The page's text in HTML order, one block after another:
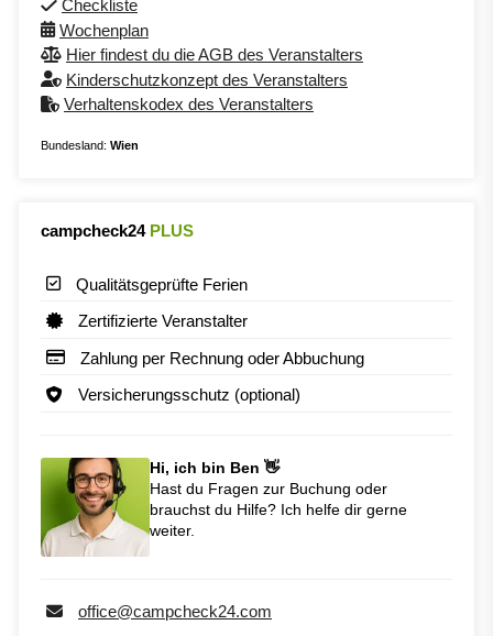
Checkliste
Wochenplan
Hier findest du die AGB des Veranstalters
Kinderschutzkonzept des Veranstalters
Verhaltenskodex des Veranstalters
Bundesland: Wien
campcheck24 PLUS
Qualitätsgeprüfte Ferien
Zertifizierte Veranstalter
Zahlung per Rechnung oder Abbuchung
Versicherungsschutz (optional)
Hi, ich bin Ben 👋
Hast du Fragen zur Buchung oder
brauchst du Hilfe? Ich helfe dir gerne
weiter.
office@campcheck24.com